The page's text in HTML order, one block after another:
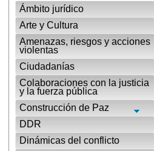
Ámbito jurídico
Arte y Cultura
Amenazas, riesgos y acciones
violentas
Ciudadanías
Colaboraciones con la justicia
y la fuerza pública
Construcción de Paz
DDR
Dinámicas del conflicto